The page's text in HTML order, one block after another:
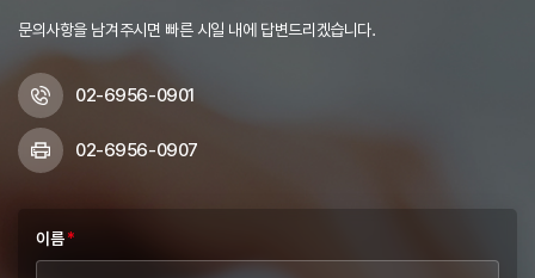
문의사항을 남겨주시면 빠른 시일 내에 답변드리겠습니다.
02-6956-0901
02-6956-0907
이름*